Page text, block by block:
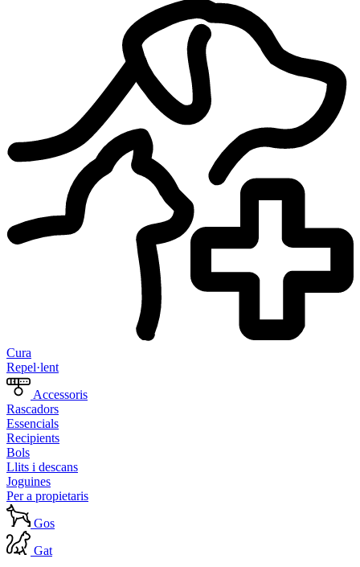
Cura
Repel·lent
Accessoris
Rascadors
Essencials
Recipients
Bols
Llits i descans
Joguines
Per a propietaris
Gos
Gat